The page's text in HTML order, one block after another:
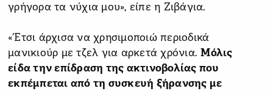
γρήγορα τα νύχια μου», είπε η Ζιβάγια.
«Έτσι άρχισα να χρησιμοποιώ περιοδικά
μανικιούρ με τζελ για αρκετά χρόνια.Μόλις
είδα την επίδραση της ακτινοβολίας που
εκπέμπεται από τη συσκευή ξήρανσης με